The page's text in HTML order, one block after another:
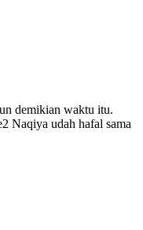
demikian waktu itu.
Naqiya udah hafal sama